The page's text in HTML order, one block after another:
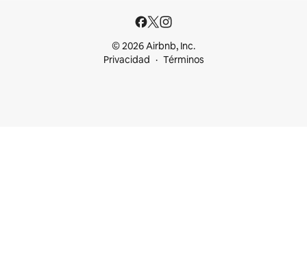
© 2026 Airbnb, Inc.
Privacidad
Términos